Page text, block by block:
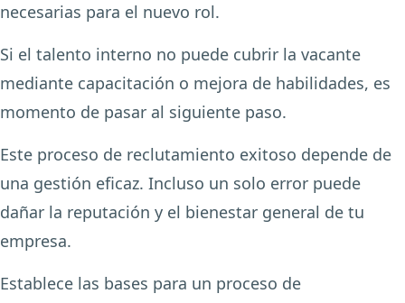
necesarias para el nuevo rol.
Si el talento interno no puede cubrir la vacante
mediante capacitación o mejora de habilidades, es
momento de pasar al siguiente paso.
Este proceso de reclutamiento exitoso depende de
una gestión eficaz. Incluso un solo error puede
dañar la reputación y el bienestar general de tu
empresa.
Establece las bases para un proceso de